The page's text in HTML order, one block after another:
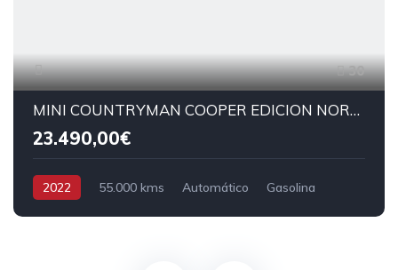
30
MINI COUNTRYMAN COOPER EDICION NORTHWOOD
23.490,00€
2022 55.000 kms Automático
Gasolina